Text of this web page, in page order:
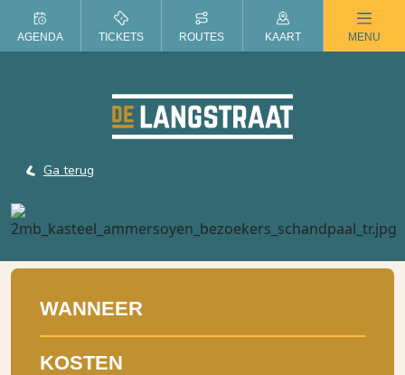
ZOMER IN DE LANGSTRAAT
Ga terug
WANNEER
KOSTEN
AGENDA TICKETS ROUTES KAART MENU